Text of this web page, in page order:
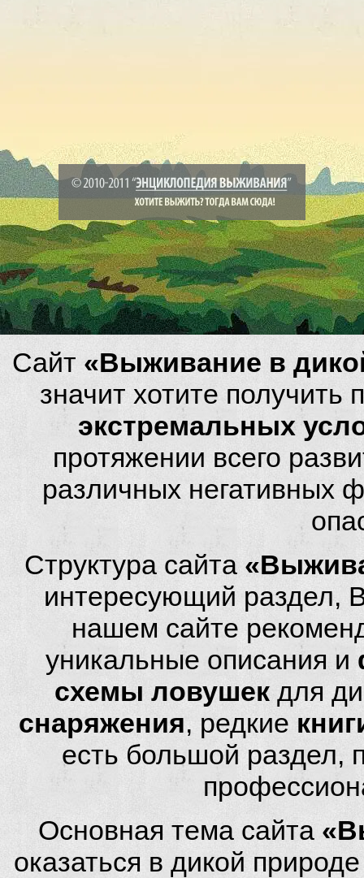
Сайт «Выживание в
значит хотите
экстремальных
протяжении всего
различных негативных
Структура сайта
интересующий раздел,
нашем сайте
уникальные описания и
схемы ловушек для
снаряжения, редкие
есть большой
Основная тема сайта
оказаться в дикой